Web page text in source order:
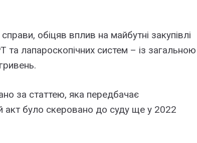
обіцяв вплив на майбутні закупівлі
лапароскопічних систем – із загальною
за статтею, яка передбачає
було скеровано до суду ще у 2022